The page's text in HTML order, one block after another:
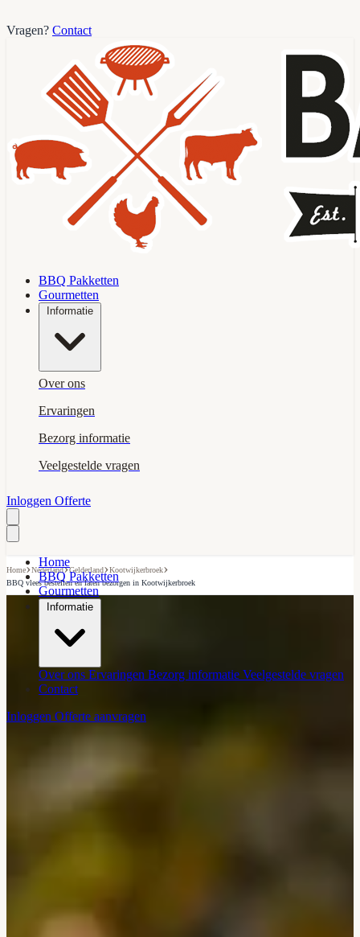
Vragen? Contact
BBQ Pakketten
Gourmetten
Informatie
Over ons
Ervaringen
Bezorg informatie
Veelgestelde vragen
Inloggen Offerte
Home
BBQ Pakketten
Gourmetten
Informatie
Over ons Ervaringen Bezorg informatie Veelgestelde vragen
Contact
Inloggen Offerte aanvragen
Home›Nederland›Gelderland›Kootwijkerbroek›
BBQ vlees bestellen en laten bezorgen in Kootwijkerbroek